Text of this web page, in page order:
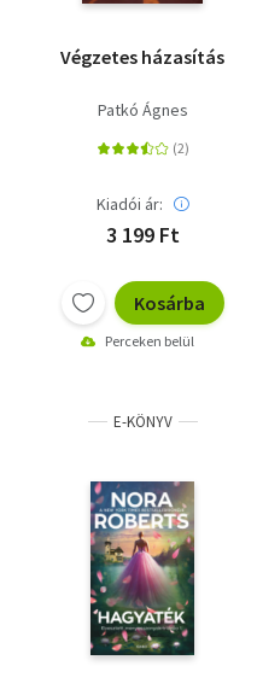
Végzetes házasítás
Patkó Ágnes
Kiadói ár:
3 199 Ft
Kosárba
Perceken belül
E-KÖNYV